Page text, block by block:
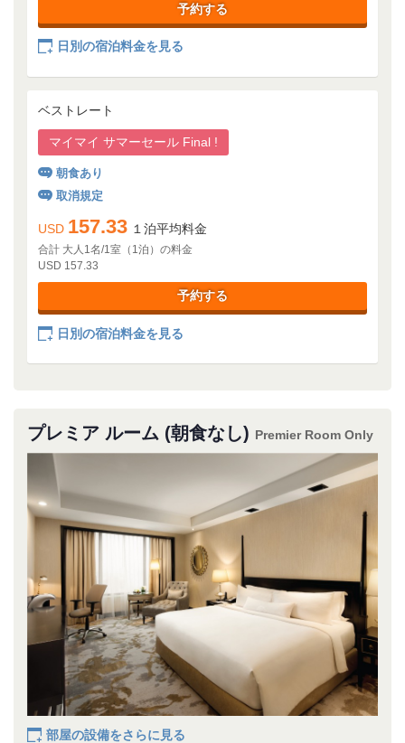
予約する
日別の宿泊料金を見る
ベストレート
マイマイ サマーセール Final !
朝食あり
取消規定
USD 157.33 １泊平均料金
合計 大人1名/1室（1泊）の料金
USD 157.33
予約する
日別の宿泊料金を見る
プレミア ルーム (朝食なし) Premier Room Only
部屋の設備をさらに見る